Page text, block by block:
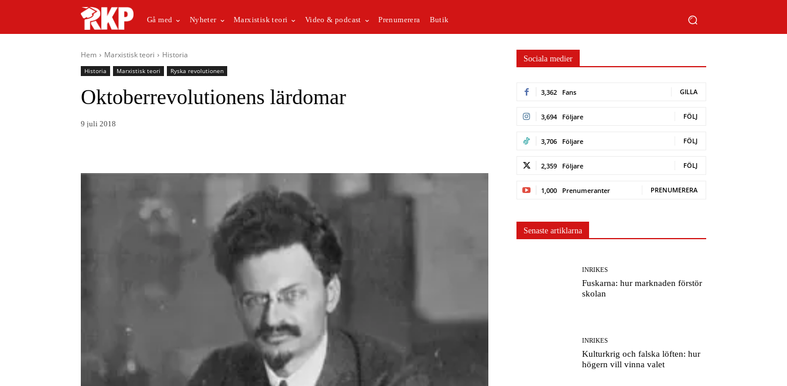
Gå med Nyheter Marxistisk teori Video & podcast Prenumerera Butik
Hem Marxistisk teori Historia
Historia Marxistisk teori Ryska revolutionen
Oktoberrevolutionens lärdomar
9 juli 2018
Sociala medier
3,362 Fans GILLA
3,694 Följare FÖLJ
3,706 Följare FÖLJ
2,359 Följare FÖLJ
1,000 Prenumeranter PRENUMERERA
Senaste artiklarna
INRIKES
Fuskarna: hur marknaden förstör
skolan
INRIKES
Kulturkrig och falska löften: hur
högern vill vinna valet